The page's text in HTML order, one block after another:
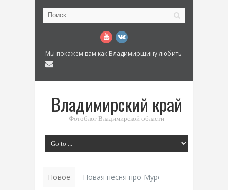
Мы покажем вам как Владимирщину любить
Владимирский край
Фотоблог Владимирской области
Новое Новая песня про Муром: «Былинный